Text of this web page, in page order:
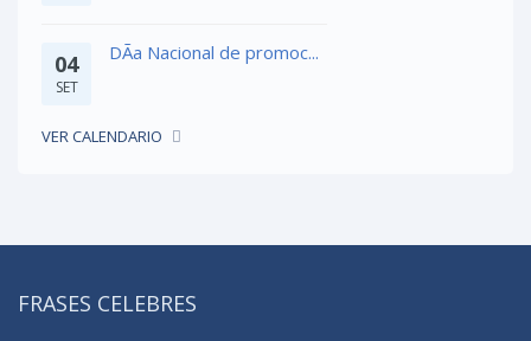
04
SET
DÃ­a Nacional de promoc...
VER CALENDARIO
FRASES CELEBRES